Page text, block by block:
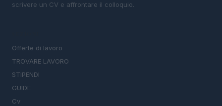
scrivere un CV e affrontare il colloquio.
Offerte di lavoro
TROVARE LAVORO
STIPENDI
GUIDE
Cv